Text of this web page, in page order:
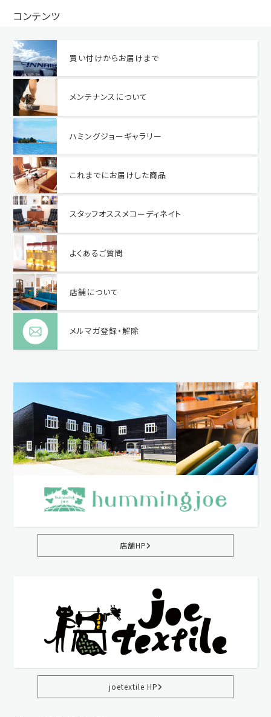
コンテンツ
買い付けからお届けまで
メンテナンスについて
ハミングジョーギャラリー
これまでにお届けした商品
スタッフオススメコーディネイト
よくあるご質問
店舗について
メルマガ登録・解除
店舗HP
joetextile HP